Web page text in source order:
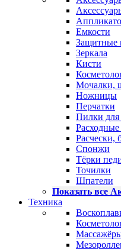
Емкости
Защитные
Зеркала
Кисти
Мочалки,
Ножницы
Перчатки
Пилки для
Расчески,
Спонжи
Тёрки
Точилки
Шпатели
Показать все
Техника